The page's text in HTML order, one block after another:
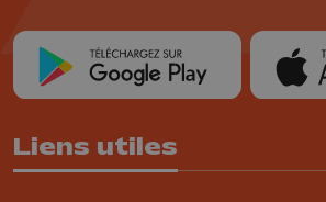
Liens utiles